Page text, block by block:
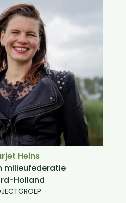
Heins
milieufederatie
Holland